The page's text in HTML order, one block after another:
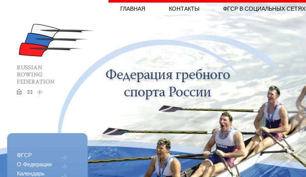
ФГСР
О Федерации
Календарь
ГЛАВНАЯ КОНТАКТЫ ФГСР В СОЦИАЛЬНЫХ СЕТЯХ